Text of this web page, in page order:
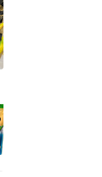
いいね！
いいね！